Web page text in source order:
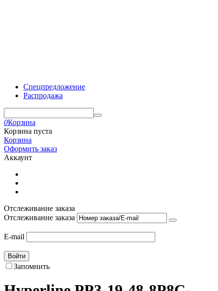
Спецпредложение
Распродажа
0Корзина
Корзина пуста
Корзина
Оформить заказ
Аккаунт
Отслеживание заказа
Отслеживание заказа
E-mail
Войти
Запомнить